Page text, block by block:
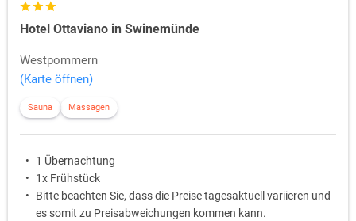
Hotel Ottaviano in Swinemünde
Westpommern
(Karte öffnen)
Sauna Massagen
1 Übernachtung
1x Frühstück
Bitte beachten Sie, dass die Preise tagesaktuell variieren und
es somit zu Preisabweichungen kommen kann.